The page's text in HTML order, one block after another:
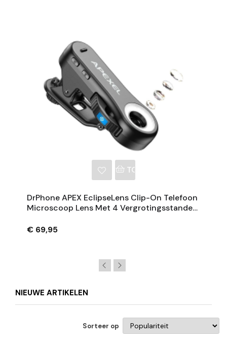
TOEVOEGEN AAN
DrPhone APEX EclipseLens Clip-On Telefoon
Microscoop Lens Met 4 Vergrotingsstanden,
€ 69,95
NIEUWE ARTIKELEN
Sorteer op